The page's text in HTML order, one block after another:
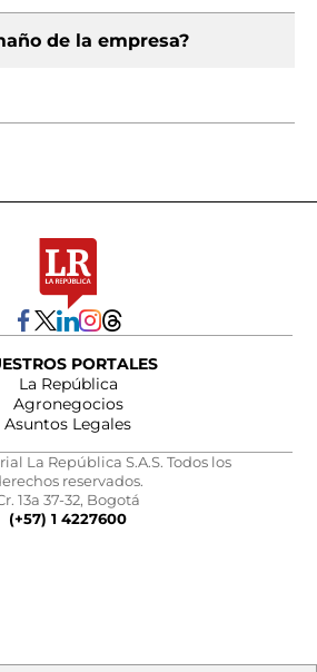
de la empresa?
PORTALES
La República
Agronegocios
Asuntos Legales
La República S.A.S. Todos los
reservados.
13a 37-32, Bogotá
(+57) 1 4227600